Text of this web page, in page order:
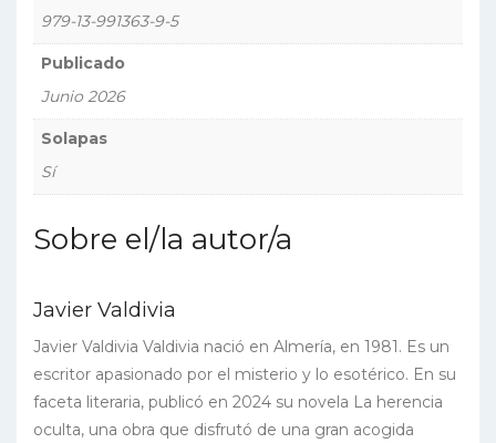
979-13-991363-9-5
Publicado
Junio 2026
Solapas
Sí
Sobre el/la autor/a
Javier Valdivia
Javier Valdivia Valdivia nació en Almería, en 1981. Es un
escritor apasionado por el misterio y lo esotérico. En su
faceta literaria, publicó en 2024 su novela La herencia
oculta, una obra que disfrutó de una gran acogida